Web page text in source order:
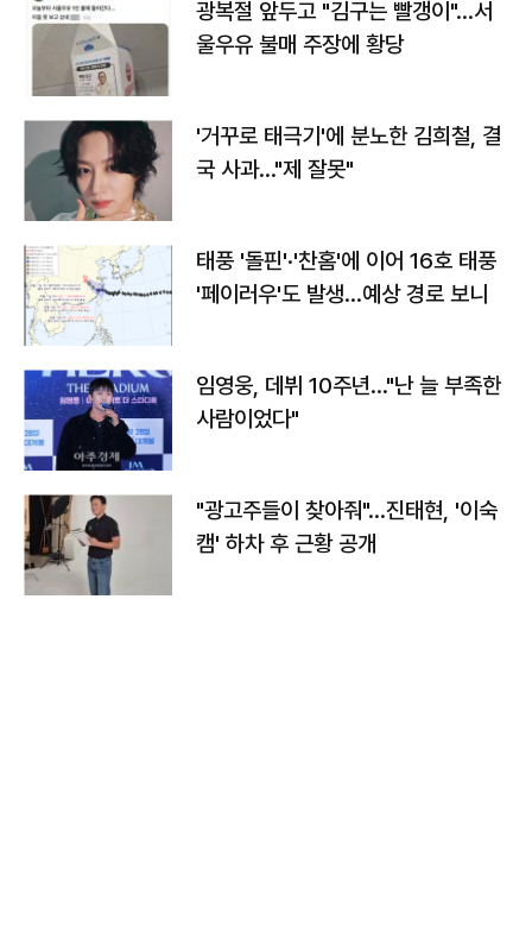
광복절 앞두고 "김구는 빨갱이"…서
울우유 불매 주장에 황당
'거꾸로 태극기'에 분노한 김희철, 결
국 사과…"제 잘못"
태풍 '돌핀'·'찬홈'에 이어 16호 태풍
'페이러우'도 발생…예상 경로 보니
임영웅, 데뷔 10주년…"난 늘 부족한
사람이었다"
"광고주들이 찾아줘"…진태현, '이숙
캠' 하차 후 근황 공개